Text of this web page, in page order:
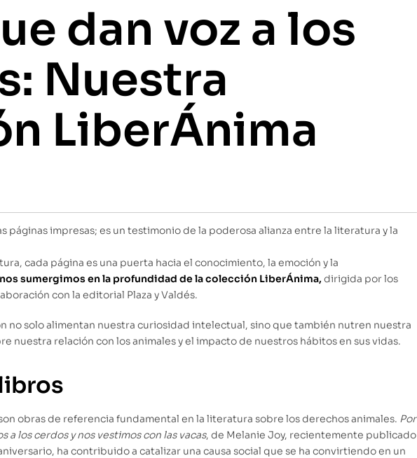
dan voz a los
Nuestra
LiberÁnima
páginas impresas; es un testimonio de la poderosa alianza entre la literatura y la
cada página es una puerta hacia el conocimiento, la emoción y la
nos sumergimos en la profundidad de la colección LiberÁnima, dirigida por los
con la editorial Plaza y Valdés.
no solo alimentan nuestra curiosidad intelectual, sino que también nutren nuestra
nuestra relación con los animales y el impacto de nuestros hábitos en sus vidas.
obras de referencia fundamental en la literatura sobre los derechos animales. Por
a los cerdos y nos vestimos con las vacas, de Melanie Joy, recientemente publicado
ha contribuido a catalizar una causa social que se ha convirtiendo en un